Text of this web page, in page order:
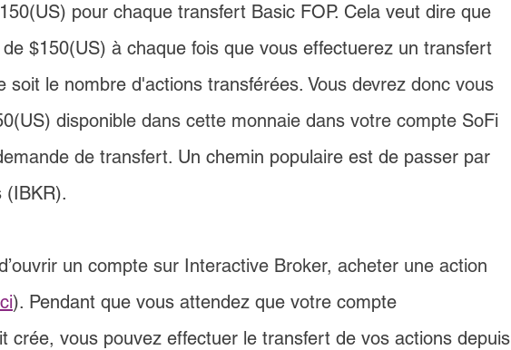
pour chaque transfert Basic FOP. Cela veut dire que
$150(US) à chaque fois que vous effectuerez un transfert
soit le nombre d'actions transférées. Vous devrez donc vous
disponible dans cette monnaie dans votre compte SoFi
de transfert. Un chemin populaire est de passer par
(IBKR).
un compte sur Interactive Broker, acheter une action
). Pendant que vous attendez que votre compte
crée, vous pouvez effectuer le transfert de vos actions depuis